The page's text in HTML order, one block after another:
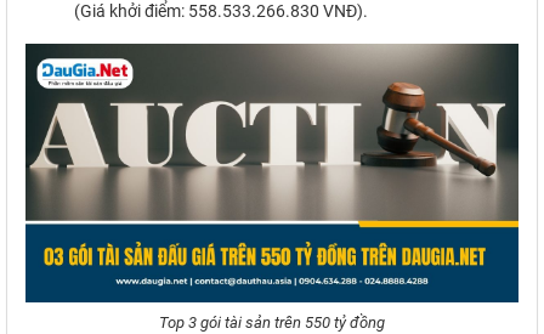
(Giá khởi điểm: 558.533.266.830 VNĐ).
Top 3 gói tài sản trên 550 tỷ đồng